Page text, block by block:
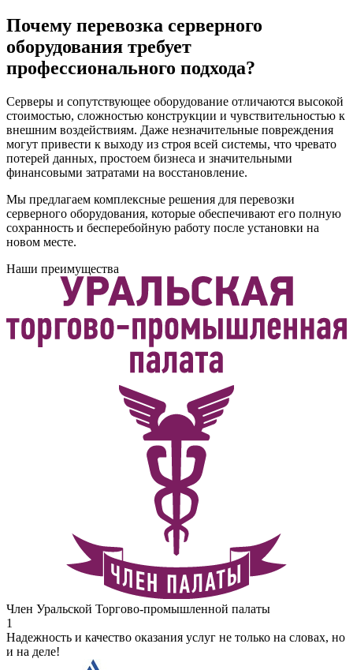
Почему перевозка серверного
оборудования требует
профессионального подхода?
Серверы и сопутствующее оборудование отличаются высокой
стоимостью, сложностью конструкции и чувствительностью к
внешним воздействиям. Даже незначительные повреждения
могут привести к выходу из строя всей системы, что чревато
потерей данных, простоем бизнеса и значительными
финансовыми затратами на восстановление.
Мы предлагаем комплексные решения для перевозки
серверного оборудования, которые обеспечивают его полную
сохранность и бесперебойную работу после установки на
новом месте.
Наши преимущества
Член Уральской Торгово-промышленной палаты
1
Надежность и качество оказания услуг не только на словах, но
и на деле!